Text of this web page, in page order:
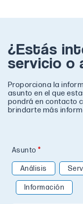
¿Estás
servicio o
Proporciona la
asunto en el que
pondrá en contacto
brindarte más
Asunto
Análisis
Información